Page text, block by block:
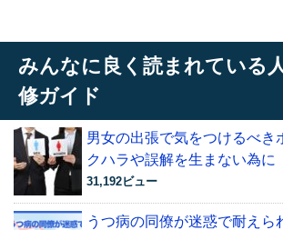
みんなに良く読まれている
修ガイド
男女の出張で気をつけるべき
クハラや誤解を生まない為に
31,192ビュー
うつ病の同僚が迷惑で耐えら